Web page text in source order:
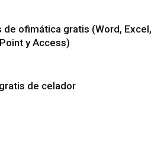
de ofimática gratis (Word, Excel,
y Access)
de celador